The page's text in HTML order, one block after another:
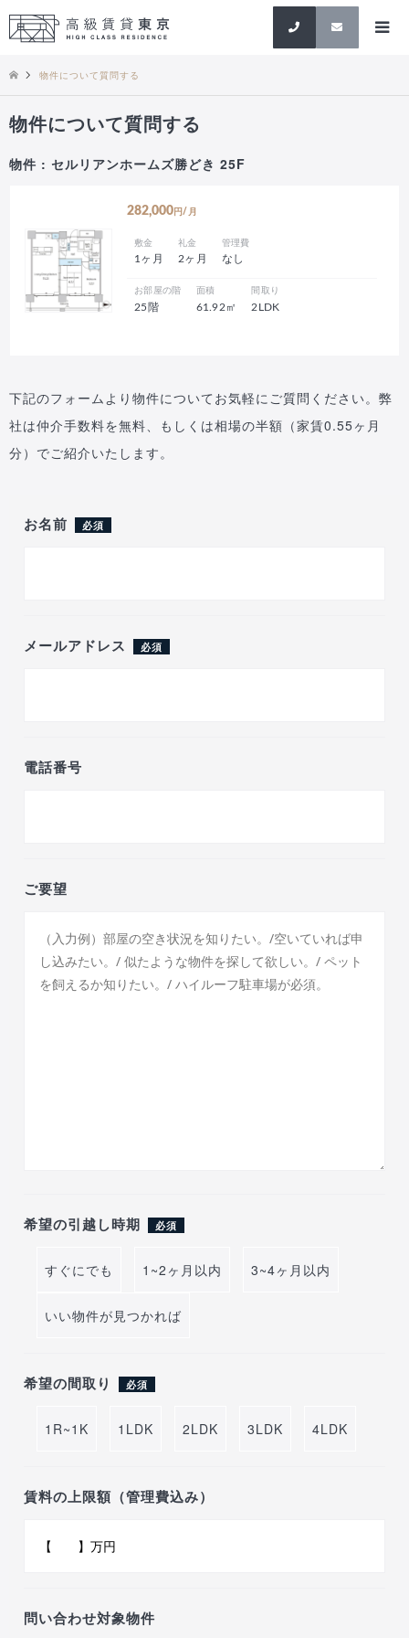
検索
物件について質問する
物件について質問する
物件 : セルリアンホームズ勝どき 25F
282,000 円/月
敷金
1ヶ月
礼金
2ヶ月
管理費
なし
お部屋の階
25階
面積
61.92㎡
間取り
2LDK
下記のフォームより物件についてお気軽にご質問ください。弊
社は仲介手数料を無料、もしくは相場の半額（家賃0.55ヶ月
分）でご紹介いたします。
お名前 必須
メールアドレス 必須
電話番号
ご要望
希望の引越し時期 必須
すぐにでも 1~2ヶ月以内 3~4ヶ月以内
いい物件が見つかれば
希望の間取り 必須
1R~1K 1LDK 2LDK 3LDK 4LDK
賃料の上限額（管理費込み）
問い合わせ対象物件